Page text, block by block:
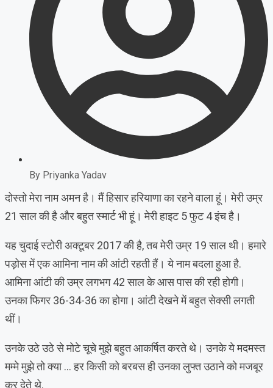
By Priyanka Yadav
दोस्तो मेरा नाम अमन है। मैं हिसार हरियाणा का रहने वाला हूं। मेरी उम्र
21 साल की है और बहुत स्मार्ट भी हूं। मेरी हाइट 5 फुट 4 इंच है।
यह चुदाई स्टोरी अक्टूबर 2017 की है, तब मेरी उम्र 19 साल थी। हमारे
पड़ोस में एक आमिना नाम की आंटी रहती हैं। ये नाम बदला हुआ है.
आमिना आंटी की उम्र लगभग 42 साल के आस पास की रही होगी।
उनका फिगर 36-34-36 का होगा। आंटी देखने में बहुत सेक्सी लगती
थीं।
उनके उठे उठे से मोटे चूचे मुझे बहुत आकर्षित करते थे। उनके ये मदमस्त
मम्मे मुझे तो क्या … हर किसी को बरबस ही उनका लुफ्त उठाने को मजबूर
कर देते थे.